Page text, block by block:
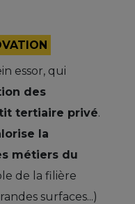
essor, qui
des
tertiaire privé.
la
métiers du
de la filière
surfaces...)